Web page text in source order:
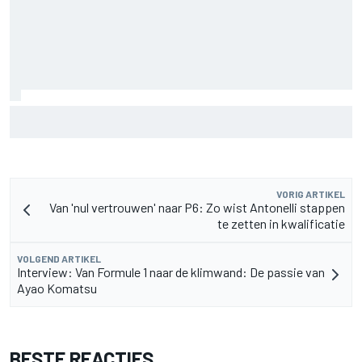
VORIG ARTIKEL
Van 'nul vertrouwen' naar P6: Zo wist Antonelli stappen
te zetten in kwalificatie
VOLGEND ARTIKEL
Interview: Van Formule 1 naar de klimwand: De passie van
Ayao Komatsu